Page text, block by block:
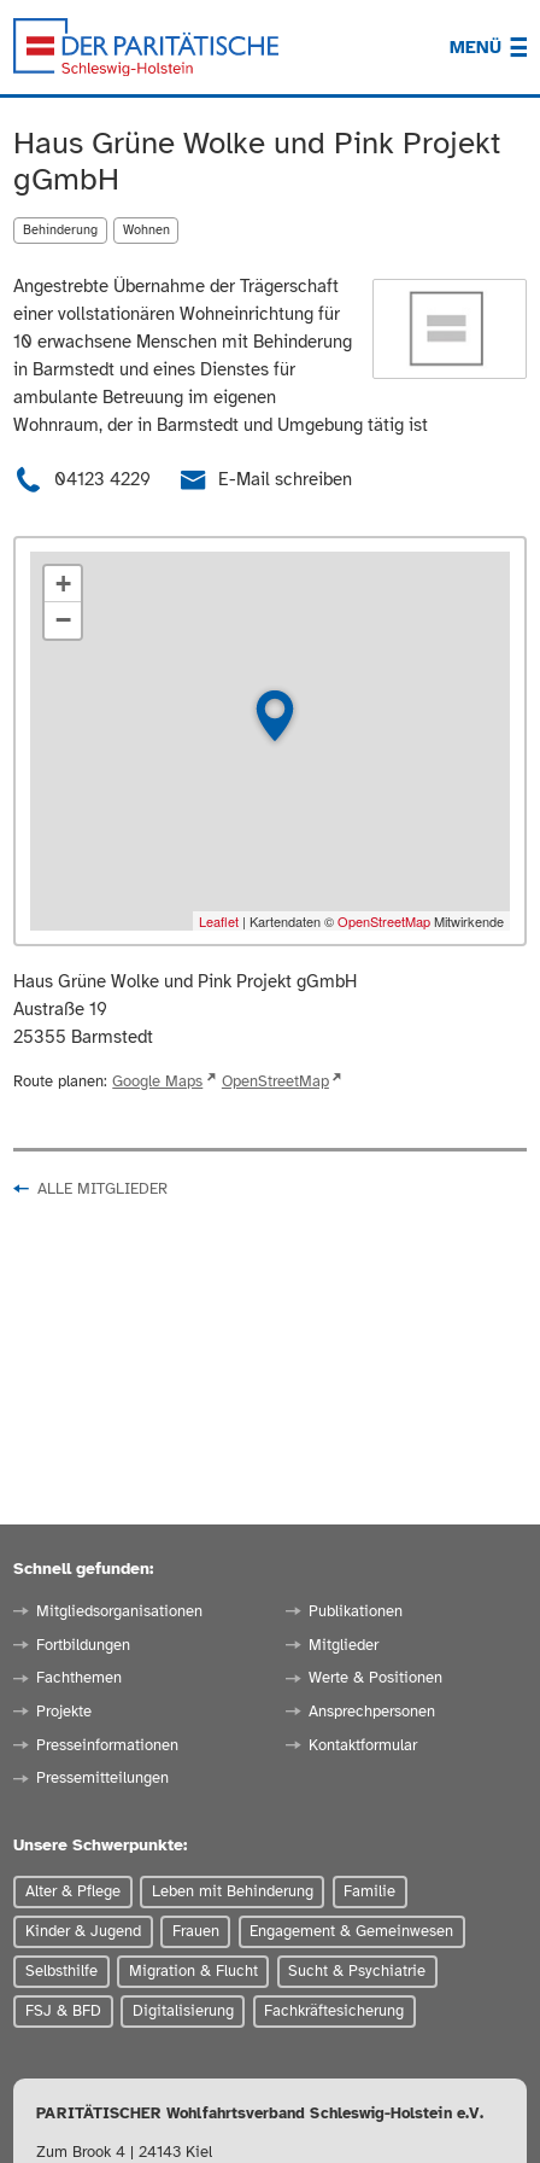
MENÜ
Haus Grüne Wolke und Pink Projekt
gGmbH
Behinderung Wohnen
Angestrebte Übernahme der Trägerschaft
einer vollstationären Wohneinrichtung für
10 erwachsene Menschen mit Behinderung
in Barmstedt und eines Dienstes für
ambulante Betreuung im eigenen
Wohnraum, der in Barmstedt und Umgebung tätig ist
04123 4229 E-Mail schreiben
+
−
Leaflet | Kartendaten ©OpenStreetMapMitwirkende
Haus Grüne Wolke und Pink Projekt gGmbH
Austraße 19
25355 Barmstedt
Route planen: Google Maps OpenStreetMap
ALLE MITGLIEDER
Schnell gefunden:
Mitgliedsorganisationen
Fortbildungen
Fachthemen
Projekte
Presseinformationen
Pressemitteilungen
Publikationen
Mitglieder
Werte & Positionen
Ansprechpersonen
Kontaktformular
Unsere Schwerpunkte:
Alter & Pflege Leben mit Behinderung Familie
Kinder & Jugend Frauen Engagement & Gemeinwesen
Selbsthilfe Migration & Flucht Sucht & Psychiatrie
FSJ & BFD Digitalisierung Fachkräftesicherung
PARITÄTISCHER Wohlfahrtsverband Schleswig-Holstein e.V.
Zum Brook 4 | 24143 Kiel